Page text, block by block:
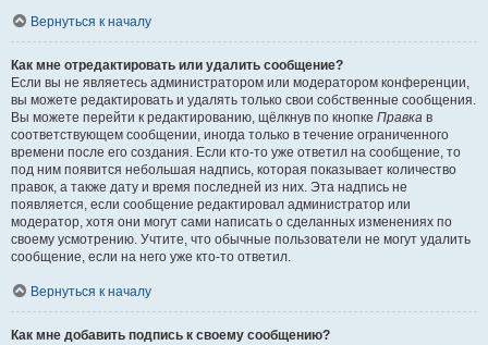
Вернуться к началу
Как мне отредактировать или удалить сообщение?
Если вы не являетесь администратором или модератором конференции,
вы можете редактировать и удалять только свои собственные сообщения.
Вы можете перейти к редактированию, щёлкнув по кнопке Правка в
соответствующем сообщении, иногда только в течение ограниченного
времени после его создания. Если кто-то уже ответил на сообщение, то
под ним появится небольшая надпись, которая показывает количество
правок, а также дату и время последней из них. Эта надпись не
появляется, если сообщение редактировал администратор или
модератор, хотя они могут сами написать о сделанных изменениях по
своему усмотрению. Учтите, что обычные пользователи не могут удалить
сообщение, если на него уже кто-то ответил.
Вернуться к началу
Как мне добавить подпись к своему сообщению?